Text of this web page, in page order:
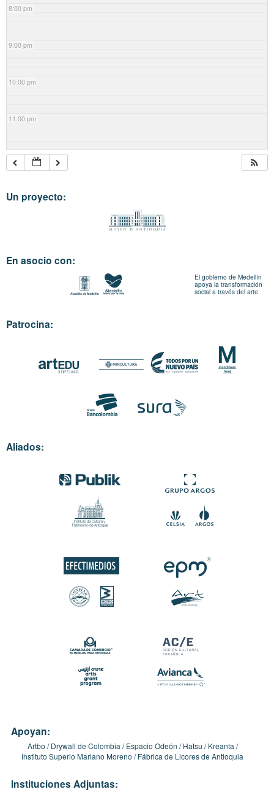
8:00 pm
9:00 pm
10:00 pm
11:00 pm
Un proyecto:
En asocio con:
El gobierno de Medellín
apoya la transformación
social a través del arte.
Patrocina:
Aliados:
Apoyan:
Artbo Drywall de Colombia Espacio Odeón Hatsu
Kreanta
Instituto Superio Mariano Moreno
Fábrica de Licores de Antioquia
Instituciones Adjuntas: